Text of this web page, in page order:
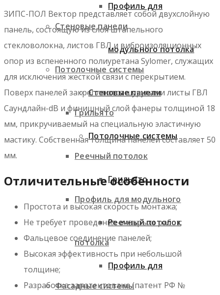
Стеновые панели
Потолочные системы
Грильято
Реечный потолок
Профиль для модульного
потолка
Фасадные системы
Профиль для
модульного потолка
Стеновые панели
Потолочные системы
Грильято
Реечный потолок
Профиль для
ЗИПС-ПОЛ Вектор представляет собой двухслойную
панель, состоящую из слоя штапельного
стекловолокна, листов ГВЛ и виброизоляционных
опор из вспененного полиуретана Sylomer, служащих
для исключения жесткой связи с перекрытием.
Поверх панелей закрепляются шурупами листы ГВЛ
Саундлайн-dB и финишный слой фанеры толщиной 18
мм, прикручиваемый на специальную эластичную
мастику. Собственная толщина панелей составляет 50
мм.
Отличительные особенности
Простота и высокая скорость монтажа;
Не требует проведения «мокрых» работ;
Фальцевое соединение панелей;
Высокая эффективность при небольшой
толщине;
Разработка запатентована (патент РФ №